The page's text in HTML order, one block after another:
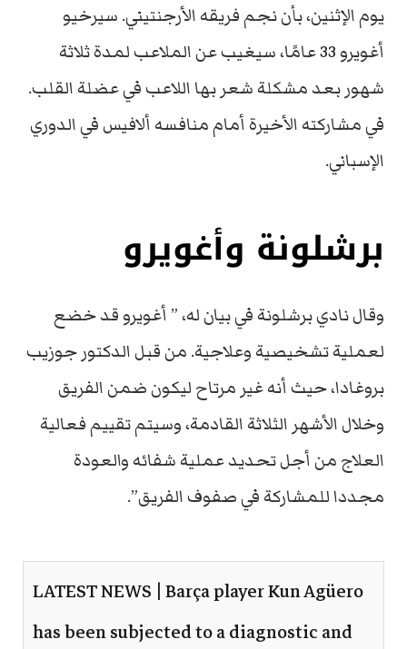
يوم الإثنين، بأن نجم فريقه الأرجنتيني. سيرخيو
أغويرو 33 عامًا، سيغيب عن الملاعب لمدة ثلاثة
شهور بعد مشكلة شعر بها اللاعب في عضلة القلب.
في مشاركته الأخيرة أمام منافسه ألافيس في الدوري
الإسباني.
برشلونة وأغويرو
وقال نادي برشلونة في بيان له، ” أغويرو قد خضع
لعملية تشخيصية وعلاجية. من قبل الدكتور جوزيب
بروغادا، حيث أنه غير مرتاح ليكون ضمن الفريق
وخلال الأشهر الثلاثة القادمة، وسيتم تقييم فعالية
العلاج من أجل تحديد عملية شفائه والعودة
مجددا للمشاركة في صفوف الفريق”.
LATEST NEWS | Barça player Kun Agüero
has been subjected to a diagnostic and